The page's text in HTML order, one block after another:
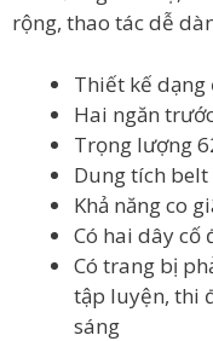
rộng, thao tác dễ
Thiết kế dạng
Hai ngăn
Trọng lượng
Dung tích
Khả năng co
Có hai dây cố
Có trang bị
tập luyện, thi
sáng